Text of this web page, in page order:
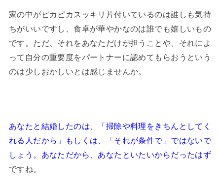
家の中がピカピカスッキリ片付いているのは誰しも気持
ちがいいですし、食卓が華やかなのは誰でも嬉しいもの
です。ただ、それをあなただけが担うことや、それによ
って自分の重要度をパートナーに認めてもらおうという
のは少しおかしいとは感じませんか。
あなたと結婚したのは、「掃除や料理をきちんとしてく
れる人だから」もしくは、「それが条件で」ではないで
しょう。あなただから、あなたといたいからだったはず
ですね。